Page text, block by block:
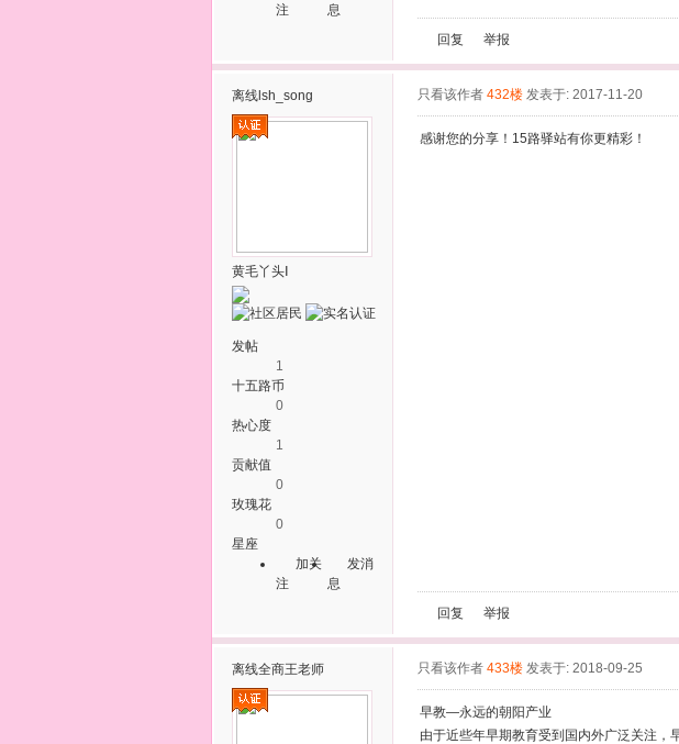
注
息
回复 举报
离线lsh_song
黄毛丫头Ⅰ
发帖
1
十五路币
0
热心度
1
贡献值
0
玫瑰花
0
星座
加关
注
发消
息
只看该作者 432楼 发表于: 2017-11-20
感谢您的分享！15路驿站有你更精彩！
回复 举报
离线全商王老师 只看该作者 433楼 发表于: 2018-09-25
早教—永远的朝阳产业
由于近些年早期教育受到国内外广泛关注，